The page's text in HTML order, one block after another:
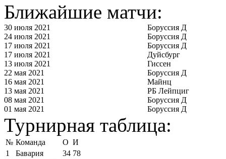
Ближайшие матчи:
30 июля 2021
Боруссия Д
24 июля 2021
Боруссия Д
17 июля 2021
Боруссия Д
17 июля 2021
Дуйсбург
13 июля 2021
Гиссен
22 мая 2021
Боруссия Д
16 мая 2021
Майнц
13 мая 2021
РБ Лейпциг
08 мая 2021
Боруссия Д
01 мая 2021
Боруссия Д
Турнирная таблица:
№ Команда О И
1
Бавария 34 78